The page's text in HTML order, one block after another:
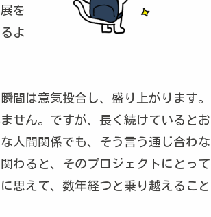
を
よ
間は意気投合し、盛り上がります。
せん。ですが、長く続けているとお
人間関係でも、そう言う通じ合わな
わると、そのプロジェクトにとって
思えて、数年経つと乗り越えること